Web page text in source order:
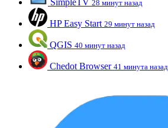
28 минут назад
HP Easy Start 29 минут назад
QGIS 40 минут назад
Chedot Browser 41 минута назад